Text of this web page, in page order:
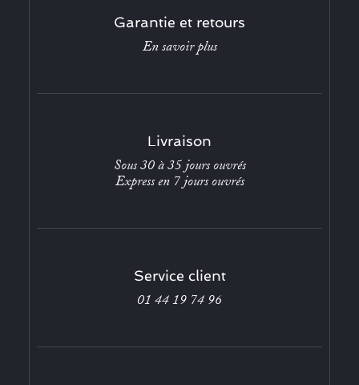
Garantie et retours
En savoir plus
Livraison
Sous 30 à 35 jours ouvrés
Express en 7 jours ouvrés
Service client
01 44 19 74 96